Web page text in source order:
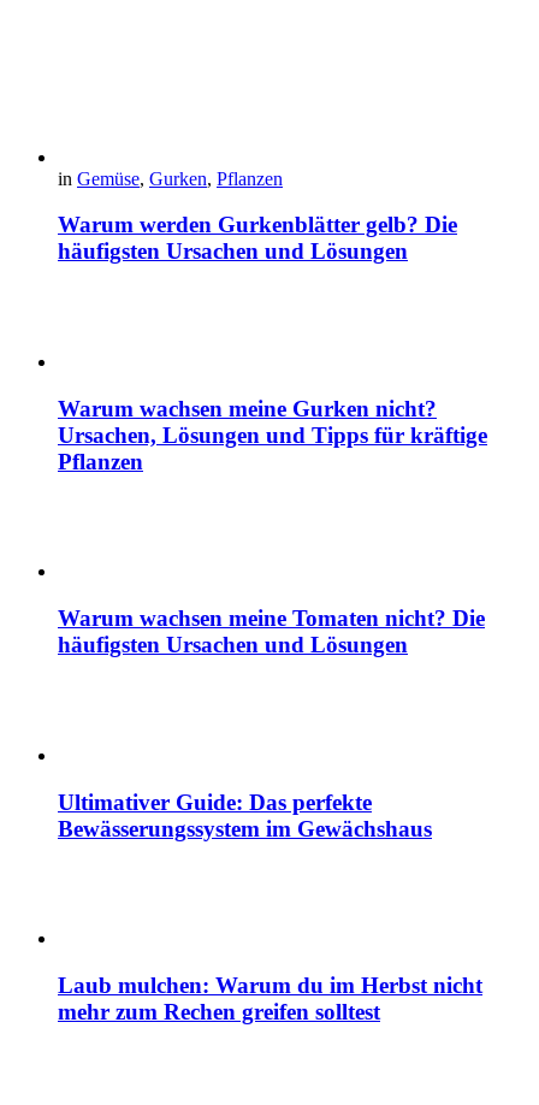
in Gemüse, Gurken, Pflanzen
Warum werden Gurkenblätter gelb? Die
häufigsten Ursachen und Lösungen
Warum wachsen meine Gurken nicht?
Ursachen, Lösungen und Tipps für kräftige
Pflanzen
Warum wachsen meine Tomaten nicht? Die
häufigsten Ursachen und Lösungen
Ultimativer Guide: Das perfekte
Bewässerungssystem im Gewächshaus
Laub mulchen: Warum du im Herbst nicht
mehr zum Rechen greifen solltest